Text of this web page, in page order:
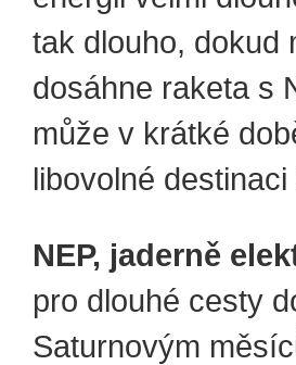
tak dlouho, dokud
dosáhne raketa s
může v krátké
libovolné
NEP, jaderně
pro dlouhé cesty
Saturnovým